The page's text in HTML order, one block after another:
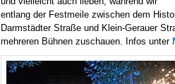
entlang der Festmeile zwischen dem
Darmstädter Straße und Klein-Gerauer
mehreren Bühnen zuschauen. Infos unter